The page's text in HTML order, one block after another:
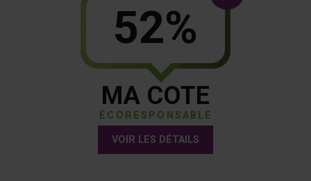
52%
MA COTE
ÉCORESPONSABLE
VOIR LES DÉTAILS